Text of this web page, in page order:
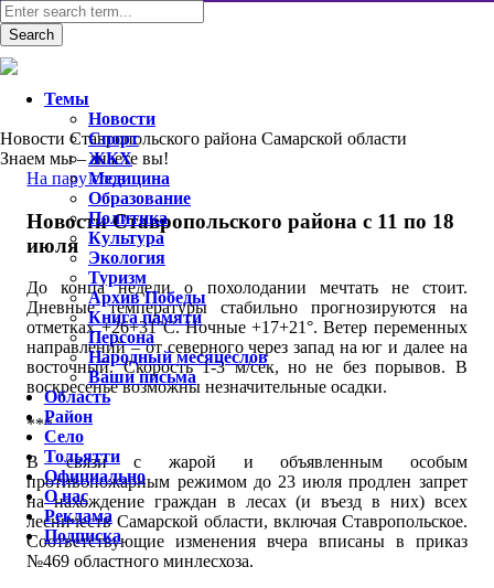
Новости Ставропольского района Самарской области
Знаем мы – знаете вы!
На пару слов
Новости Ставропольского района с 11 по 18
июля
До конца недели о похолодании мечтать не стоит.
Дневные температуры стабильно прогнозируются на
отметках +26+31°С. Ночные +17+21°. Ветер переменных
направлений – от северного через запад на юг и далее на
восточный. Скорость 1-3 м/сек, но не без порывов. В
воскресенье возможны незначительные осадки.
***
В связи с жарой и объявленным особым
противопожарным режимом до 23 июля продлен запрет
на нахождение граждан в лесах (и въезд в них) всех
лесничеств Самарской области, включая Ставропольское.
Соответствующие изменения вчера вписаны в приказ
№469 областного минлесхоза.
Темы
Новости
Спорт
ЖКХ
Медицина
Образование
Политика
Культура
Экология
Туризм
Архив Победы
Книга памяти
Персона
Народный месяцеслов
Ваши письма
Область
Район
Село
Тольятти
Официально
О нас
Реклама
Подписка